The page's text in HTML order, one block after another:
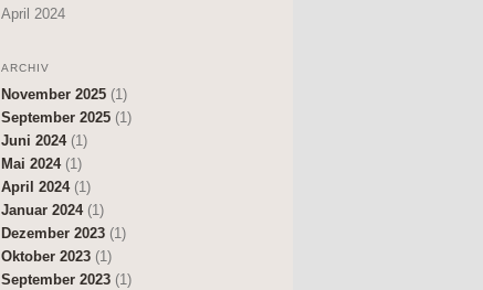
April 2024
ARCHIV
November 2025 (1)
September 2025 (1)
Juni 2024(1)
Mai 2024(1)
April 2024(1)
Januar 2024(1)
Dezember 2023 (1)
Oktober 2023 (1)
September 2023 (1)